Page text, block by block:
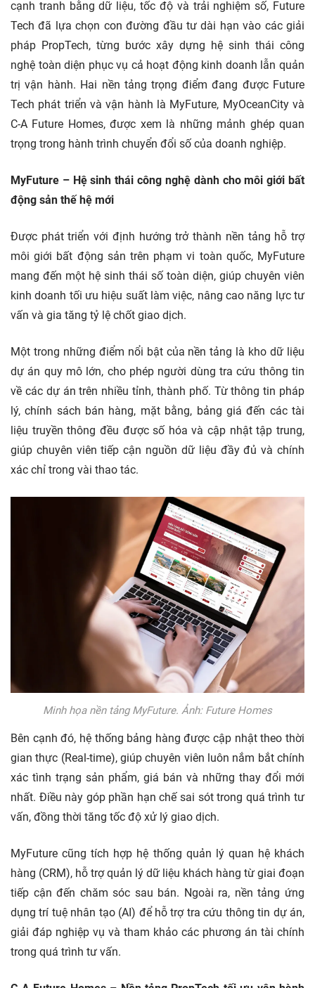
cạnh tranh bằng dữ liệu, tốc độ và trải nghiệm số, Future
Tech đã lựa chọn con đường đầu tư dài hạn vào các giải
pháp PropTech, từng bước xây dựng hệ sinh thái công
nghệ toàn diện phục vụ cả hoạt động kinh doanh lẫn quản
trị vận hành. Hai nền tảng trọng điểm đang được Future
Tech phát triển và vận hành là MyFuture, MyOceanCity và
C-A Future Homes, được xem là những mảnh ghép quan
trọng trong hành trình chuyển đổi số của doanh nghiệp.
MyFuture – Hệ sinh thái công nghệ dành cho môi giới bất
động sản thế hệ mới
Được phát triển với định hướng trở thành nền tảng hỗ trợ
môi giới bất động sản trên phạm vi toàn quốc, MyFuture
mang đến một hệ sinh thái số toàn diện, giúp chuyên viên
kinh doanh tối ưu hiệu suất làm việc, nâng cao năng lực tư
vấn và gia tăng tỷ lệ chốt giao dịch.
Một trong những điểm nổi bật của nền tảng là kho dữ liệu
dự án quy mô lớn, cho phép người dùng tra cứu thông tin
về các dự án trên nhiều tỉnh, thành phố. Từ thông tin pháp
lý, chính sách bán hàng, mặt bằng, bảng giá đến các tài
liệu truyền thông đều được số hóa và cập nhật tập trung,
giúp chuyên viên tiếp cận nguồn dữ liệu đầy đủ và chính
xác chỉ trong vài thao tác.
Minh họa nền tảng MyFuture. Ảnh: Future Homes
Bên cạnh đó, hệ thống bảng hàng được cập nhật theo thời
gian thực (Real-time), giúp chuyên viên luôn nắm bắt chính
xác tình trạng sản phẩm, giá bán và những thay đổi mới
nhất. Điều này góp phần hạn chế sai sót trong quá trình tư
vấn, đồng thời tăng tốc độ xử lý giao dịch.
MyFuture cũng tích hợp hệ thống quản lý quan hệ khách
hàng (CRM), hỗ trợ quản lý dữ liệu khách hàng từ giai đoạn
tiếp cận đến chăm sóc sau bán. Ngoài ra, nền tảng ứng
dụng trí tuệ nhân tạo (AI) để hỗ trợ tra cứu thông tin dự án,
giải đáp nghiệp vụ và tham khảo các phương án tài chính
trong quá trình tư vấn.